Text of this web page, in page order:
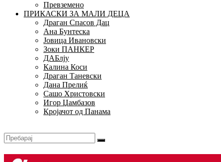
Превземено
ПРИКАСКИ ЗА МАЛИ ДЕЦА
Драган Спасов Дац
Ана Бунтеска
Јовица Ивановски
Зоки ПАНКЕР
ДАБлју
Калина Коси
Драган Таневски
Дана Прелиќ
Сашо Христовски
Игор Џамбазов
Кројачот од Панама